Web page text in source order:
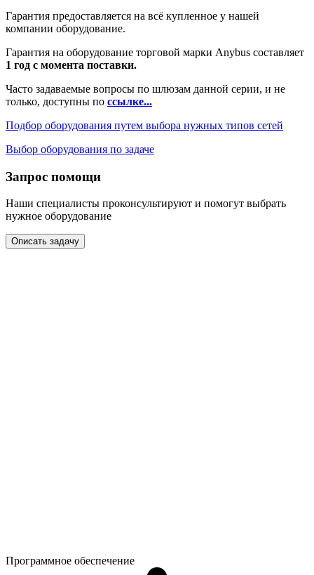
Гарантия предоставляется на всё купленное у нашей
компании оборудование.
Гарантия на оборудование торговой марки Anybus составляет
1 год с момента поставки.
Часто задаваемые вопросы по шлюзам данной серии, и не
только, доступны по ссылке...
Подбор оборудования путем выбора нужных типов сетей
Выбор оборудования по задаче
Запрос помощи
Наши специалисты проконсультируют и помогут выбрать
нужное оборудование
Описать задачу
Программное обеспечение